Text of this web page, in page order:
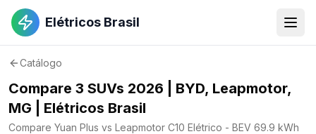
Elétricos Brasil
Catálogo
Compare 3 SUVs 2026 | BYD, Leapmotor,
MG | Elétricos Brasil
Compare Yuan Plus vs Leapmotor C10 Elétrico - BEV 69.9 kWh